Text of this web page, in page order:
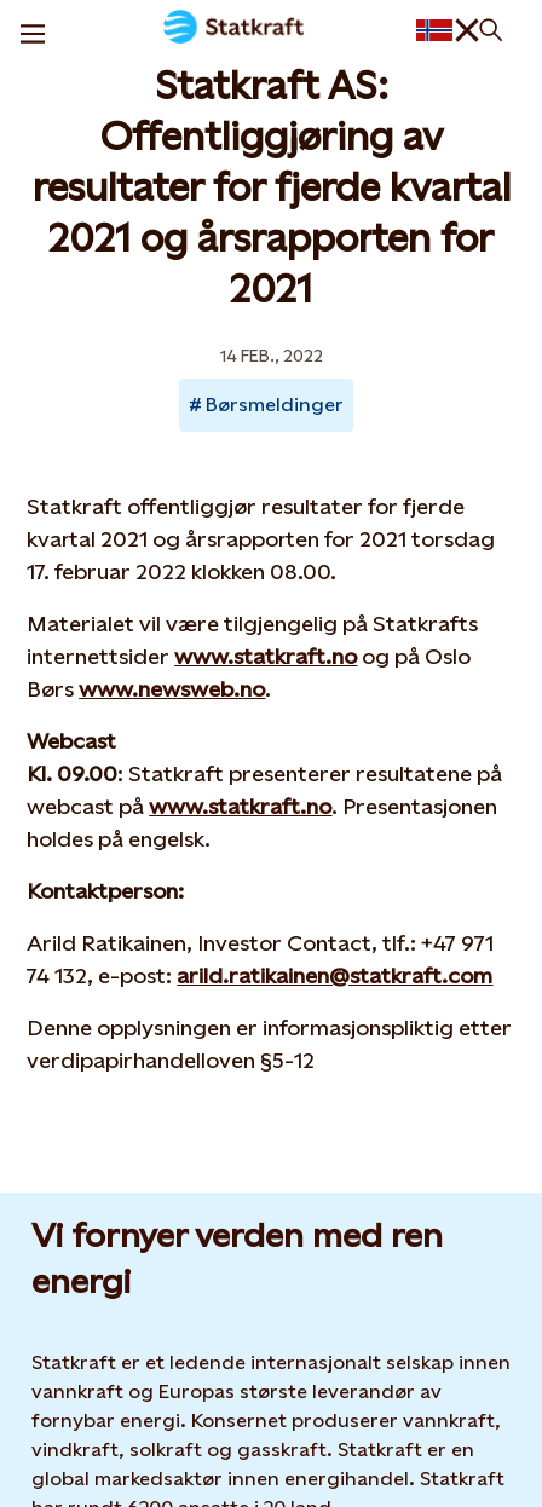
Statkraft AS:
Offentliggjøring av
resultater for fjerde kvartal
2021 og årsrapporten for
2021
14 FEB., 2022
Børsmeldinger
Statkraft offentliggjør resultater for fjerde
kvartal 2021 og årsrapporten for 2021 torsdag
17. februar 2022 klokken 08.00.
Materialet vil være tilgjengelig på Statkrafts
internettsiderwww.statkraft.noog på Oslo
Børswww.newsweb.no.
Webcast
Kl. 09.00: Statkraft presenterer resultatene på
webcast påwww.statkraft.no. Presentasjonen
holdes på engelsk.
Kontaktperson:
Arild Ratikainen, Investor Contact, tlf.: +47 971
74 132, e-post: arild.ratikainen@statkraft.com
Denne opplysningen er informasjonspliktig etter
verdipapirhandelloven §5-12
Vi fornyer verden med ren
energi
Statkraft er et ledende internasjonalt selskap innen
vannkraft og Europas største leverandør av
fornybar energi. Konsernet produserer vannkraft,
vindkraft, solkraft og gasskraft. Statkraft er en
global markedsaktør innen energihandel. Statkraft